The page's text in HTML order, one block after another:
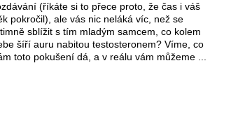
(říkáte si to přece proto, že čas i váš
pokročil), ale vás nic neláká víc, než se
sblížit s tím mladým samcem, co kolem
šíří auru nabitou testosteronem? Víme, co
toto pokušení dá, a v reálu vám můžeme ...